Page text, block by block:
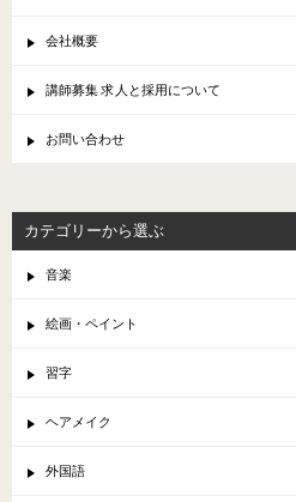
会社概要
講師募集 求人と採用について
お問い合わせ
カテゴリーから選ぶ
音楽
絵画・ペイント
習字
ヘアメイク
外国語